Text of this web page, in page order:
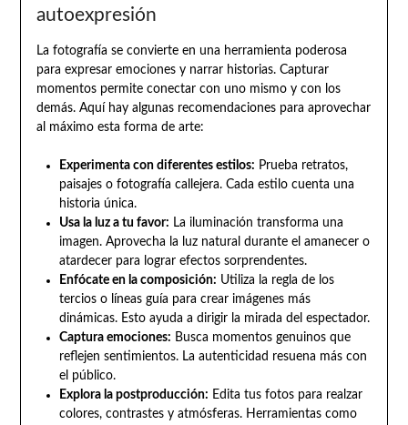
autoexpresión
La fotografía se convierte en una herramienta poderosa
para expresar emociones y narrar historias. Capturar
momentos permite conectar con uno mismo y con los
demás. Aquí hay algunas recomendaciones para aprovechar
al máximo esta forma de arte:
Experimenta con diferentes estilos: Prueba retratos,
paisajes o fotografía callejera. Cada estilo cuenta una
historia única.
Usa la luz a tu favor: La iluminación transforma una
imagen. Aprovecha la luz natural durante el amanecer o
atardecer para lograr efectos sorprendentes.
Enfócate en la composición: Utiliza la regla de los
tercios o líneas guía para crear imágenes más
dinámicas. Esto ayuda a dirigir la mirada del espectador.
Captura emociones: Busca momentos genuinos que
reflejen sentimientos. La autenticidad resuena más con
el público.
Explora la postproducción: Edita tus fotos para realzar
colores, contrastes y atmósferas. Herramientas como